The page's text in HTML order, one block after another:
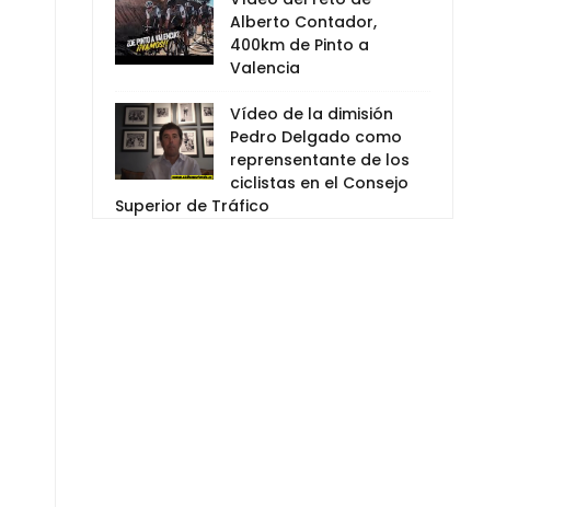
Alberto Contador,
400km de Pinto a
Valencia
Vídeo de la dimisión
Pedro Delgado como
reprensentante de los
ciclistas en el Consejo
Superior de Tráfico